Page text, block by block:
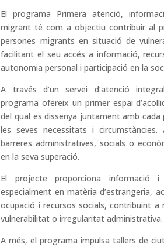
El programa Primera atenció,
migrant té com a objectiu contribuir al
persones migrants en situació de
facilitant el seu accés a informació,
autonomia personal i participació en la
A través d’un servei d’atenció
programa ofereix un primer espai
del qual es dissenya juntament amb cada
les seves necessitats i
barreres administratives, socials o
en la seva superació.
El projecte proporciona informació
especialment en matèria d’estrangeria,
ocupació i recursos socials, contribuint a
vulnerabilitat o irregularitat administrativa.
A més, el programa impulsa tallers de